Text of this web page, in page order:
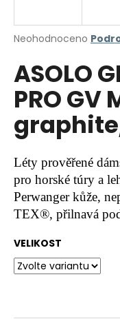
Průměrné
produktu
je
0,0
5
hvězdiček.
Neohodnoceno
ASOLO
PRO GV
Léty prověřené
pro horské túry a
Perwanger kůže,
TEX®, přilnavá
VELIKOST
j
t
?
D
o
p
o
r